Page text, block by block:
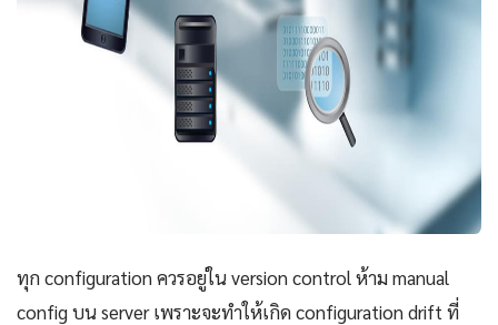
ทุก configuration ควรอยู่ใน version control ห้าม manual
config บน server เพราะจะทำให้เกิด configuration drift ที่